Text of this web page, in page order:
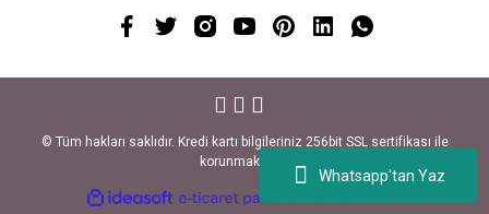
Whatsapp'tan Yaz
© Tüm hakları saklıdır. Kredi kartı bilgileriniz 256bit SSL sertifikası ile
korunmaktadır.
ideasoft